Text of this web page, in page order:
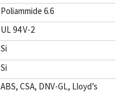
Poliammide 6.6
UL 94 V-2
Si
Si
ABS, CSA, DNV-GL, Lloyd’s